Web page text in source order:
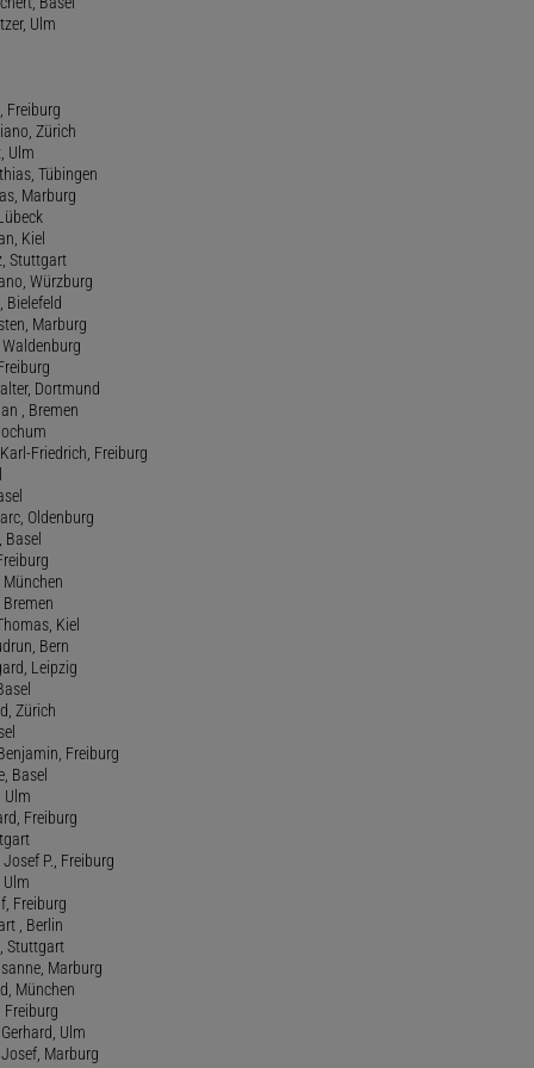
Ulm
Freiburg
Zürich
Ulm
Tübingen
Marburg
Kiel
Stuttgart
Würzburg
Bielefeld
Marburg
Waldenburg
Dortmund
, Bremen
Friedrich, Freiburg
Oldenburg
Bremen
Kiel
Bern
Leipzig
Zürich
Freiburg
Basel
Ulm
Freiburg
P., Freiburg
Ulm
Freiburg
, Berlin
Stuttgart
Marburg
München
Freiburg
Ulm
Marburg